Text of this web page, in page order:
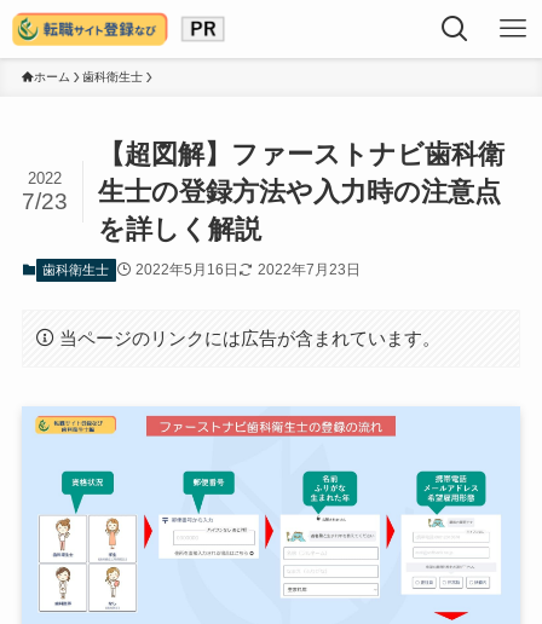
ホーム 歯科衛生士
【超図解】ファーストナビ歯科衛
生士の登録方法や入力時の注意点
を詳しく解説
2022
7/23
歯科衛生士 2022年5月16日 2022年7月23日
当ページのリンクには広告が含まれています。